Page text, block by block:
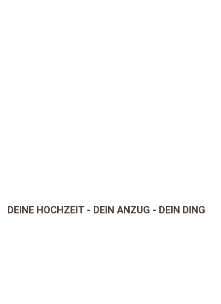
DEINE HOCHZEIT - DEIN ANZUG - DEIN DING